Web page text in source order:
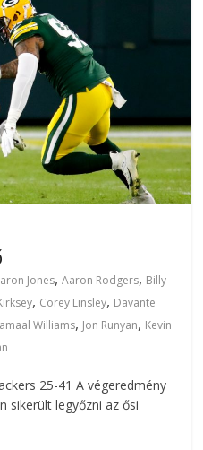
Jones,Aaron Rodgers, Billy
, Corey Linsley, Davante
Williams, Jon Runyan, Kevin
25-41 A végeredmény
sikerült legyőzni az ősi